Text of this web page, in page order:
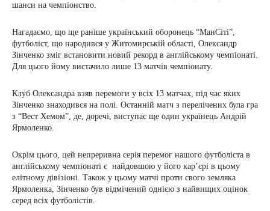
шанси на чемпіонство.
Нагадаємо, що ще раніше український оборонець “МанСіті”,
футболіст, що народився у Житомирській області, Олександр
Зінченко зміг встановити новий рекорд в англійському чемпіонаті.
Для цього йому вистачило лише 13 матчів чемпіонату.
Клуб Олександра взяв перемоги у всіх 13 матчах, під час яких
Зінченко знаходився на полі. Останній матч з перелічених була гра
з “Вест Хемом”, де, доречі, виступає ще один українець Андрій
Ярмоленко.
Окрім цього, цей непреривна серія перемог нашого футболіста в
англійському чемпіонаті є найдовшою у його кар’єрі в цьому
елітному дівізіоні. Також у цьому матчі проти свого земляка
Ярмоленка, Зінченко був відмічений однією з найвищих оцінок
серед всіх футболістів.